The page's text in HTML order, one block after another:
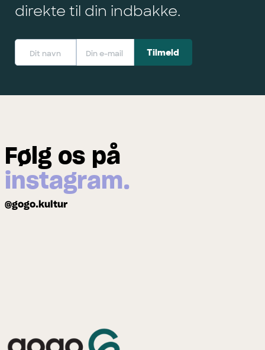
direkte til din indbakke.
Følg os på
instagram.
@gogo.kultur